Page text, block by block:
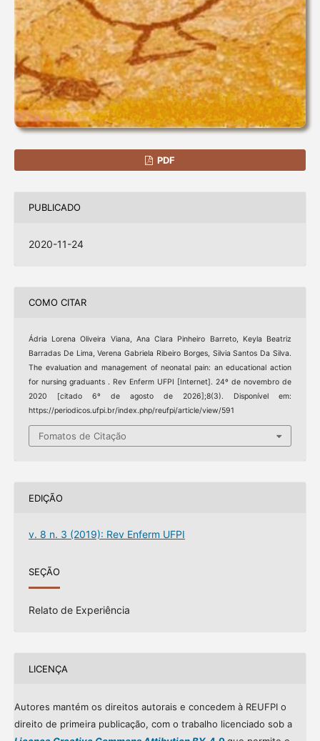
PDF
PUBLICADO
2020-11-24
COMO CITAR
Ádria Lorena Oliveira Viana, Ana Clara Pinheiro Barreto, Keyla Beatriz
Barradas De Lima, Verena Gabriela Ribeiro Borges, Silvia Santos Da Silva.
The evaluation and management of neonatal pain: an educational action
for nursing graduants . Rev Enferm UFPI [Internet]. 24º de novembro de
2020 [citado 6º de agosto de 2026];8(3). Disponível em:
https://periodicos.ufpi.br/index.php/reufpi/article/view/591
Fomatos de Citação
EDIÇÃO
v. 8 n. 3 (2019): Rev Enferm UFPI
SEÇÃO
Relato de Experiência
LICENÇA
Autores mantém os direitos autorais e concedem à REUFPI o
direito de primeira publicação, com o trabalho licenciado sob a